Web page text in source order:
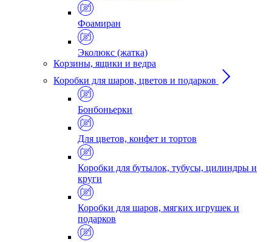
Фоамиран
Эколюкс (жатка)
Корзины, ящики и ведра
Коробки для шаров, цветов и подарков
Бонбоньерки
Для цветов, конфет и тортов
Коробки для бутылок, тубусы, цилиндры и
круги
Коробки для шаров, мягких игрушек и
подарков